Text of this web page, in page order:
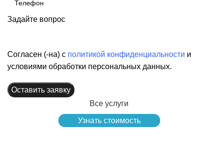
Задайте вопрос
Согласен (-на) с политикой конфиденциальности и
условиями обработки персональных данных.
Оставить заявку
Все услуги
Узнать стоимость